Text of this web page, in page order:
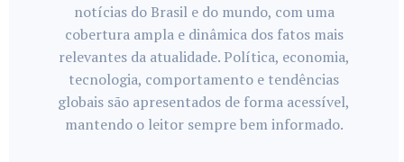
notícias do Brasil e do mundo, com uma
cobertura ampla e dinâmica dos fatos mais
relevantes da atualidade. Política, economia,
tecnologia, comportamento e tendências
globais são apresentados de forma acessível,
mantendo o leitor sempre bem informado.